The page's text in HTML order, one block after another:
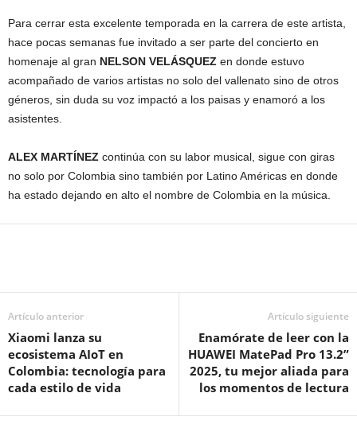
Para cerrar esta excelente temporada en la carrera de este artista,
hace pocas semanas fue invitado a ser parte del concierto en
homenaje al gran NELSON VELÁSQUEZ en donde estuvo
acompañado de varios artistas no solo del vallenato sino de otros
géneros, sin duda su voz impactó a los paisas y enamoró a los
asistentes.
ALEX MARTÍNEZ continúa con su labor musical, sigue con giras
no solo por Colombia sino también por Latino Américas en donde
ha estado dejando en alto el nombre de Colombia en la música.
Artículo anterior
Xiaomi lanza su
ecosistema AIoT en
Colombia: tecnología para
cada estilo de vida
Artículo siguiente
Enamórate de leer con la
HUAWEI MatePad Pro 13.2”
2025, tu mejor aliada para
los momentos de lectura